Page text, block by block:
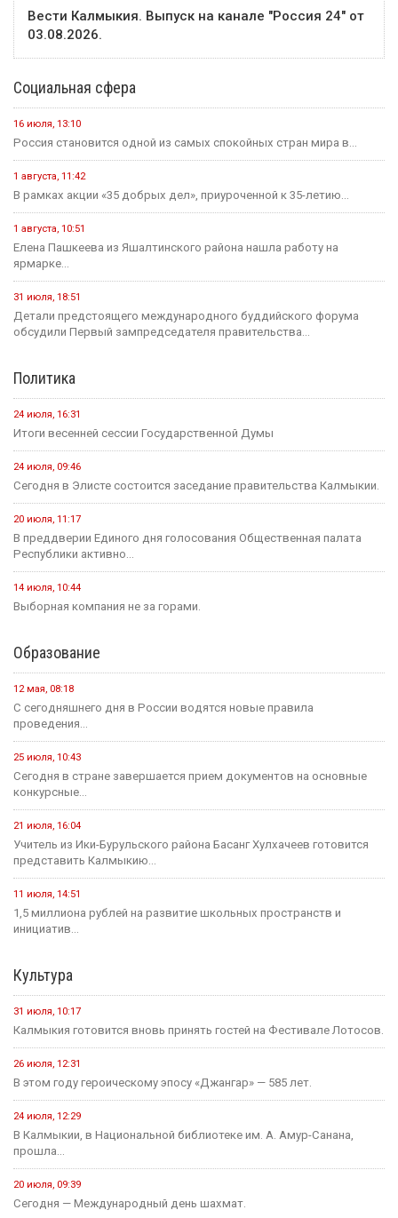
Вести Калмыкия. Выпуск на канале "Россия 24" от
03.08.2026.
Социальная сфера
16 июля, 13:10
Россия становится одной из самых спокойных стран мира в...
1 августа, 11:42
В рамках акции «35 добрых дел», приуроченной к 35-летию...
1 августа, 10:51
Елена Пашкеева из Яшалтинского района нашла работу на
ярмарке...
31 июля, 18:51
Детали предстоящего международного буддийского форума
обсудили Первый зампредседателя правительства...
Политика
24 июля, 16:31
Итоги весенней сессии Государственной Думы
24 июля, 09:46
Сегодня в Элисте состоится заседание правительства Калмыкии.
20 июля, 11:17
В преддверии Единого дня голосования Общественная палата
Республики активно...
14 июля, 10:44
Выборная компания не за горами.
Образование
12 мая, 08:18
С сегодняшнего дня в России водятся новые правила
проведения...
25 июля, 10:43
Сегодня в стране завершается прием документов на основные
конкурсные...
21 июля, 16:04
Учитель из Ики-Бурульского района Басанг Хулхачеев готовится
представить Калмыкию...
11 июля, 14:51
1,5 миллиона рублей на развитие школьных пространств и
инициатив...
Культура
31 июля, 10:17
Калмыкия готовится вновь принять гостей на Фестивале Лотосов.
26 июля, 12:31
В этом году героическому эпосу «Джангар» — 585 лет.
24 июля, 12:29
В Калмыкии, в Национальной библиотеке им. А. Амур-Санана,
прошла...
20 июля, 09:39
Сегодня — Международный день шахмат.